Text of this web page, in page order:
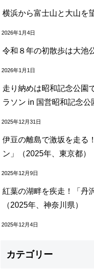
横浜から富士山と大山を
2026年1月4日
令和８年の初散歩は大池
2026年1月1日
走り納めは昭和記念公園
ラソン in 国営昭和記念公
2025年12月31日
伊豆の離島で激坂を走る
ン」（2025年、東京都）
2025年12月9日
紅葉の湖畔を疾走！「丹
（2025年、神奈川県）
2025年12月4日
カテゴリー